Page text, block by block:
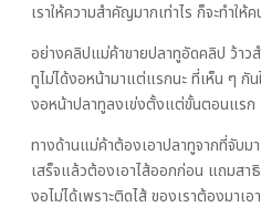
เราให้ความสำคัญมากเท่าไร ก็จะทำให้
อย่างคลิปแม่ค้าขายปลาทูอัดคลิป ว้าว
ทูไม่ได้งอหน้ามาแต่แรกนะ ที่เห็น ๆ กั
งอหน้าปลาทูลงเข่งตั้งแต่ขั้นตอนแรก
ทางด้านแม่ค้าต้องเอาปลาทูจากที่จับม
เสร็จแล้วต้องเอาไส้ออกก่อน แถมสา
งอไม่ได้เพราะติดไส้ ของเราต้องมาเ